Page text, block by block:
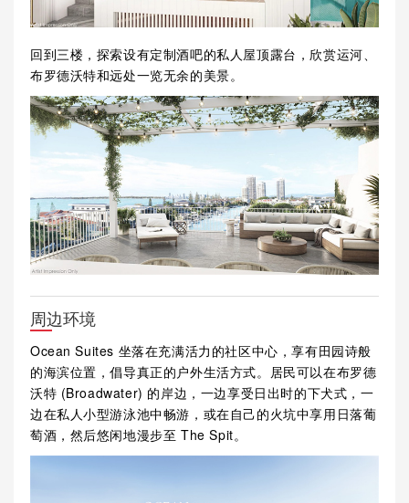
回到三楼，探索设有定制酒吧的私人屋顶露台，欣赏运河、
布罗德沃特和远处一览无余的美景。
周边环境
Ocean Suites 坐落在充满活力的社区中心，享有田园诗般
的海滨位置，倡导真正的户外生活方式。居民可以在布罗德
沃特 (Broadwater) 的岸边，一边享受日出时的下犬式，一
边在私人小型游泳池中畅游，或在自己的火坑中享用日落葡
萄酒，然后悠闲地漫步至 The Spit。